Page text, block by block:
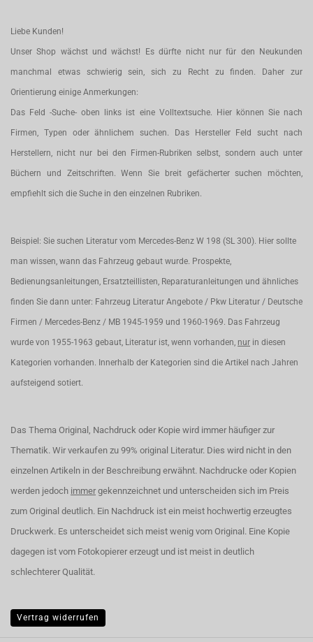
Liebe Kunden!
Unser Shop wächst und wächst! Es dürfte nicht nur für den Neukunden
manchmal etwas schwierig sein, sich zu Recht zu finden. Daher zur
Orientierung einige Anmerkungen:
Das Feld -Suche- oben links ist eine Volltextsuche. Hier können Sie nach
Firmen, Typen oder ähnlichem suchen. Das Hersteller Feld sucht nach
Herstellern, nicht nur bei den Firmen-Rubriken selbst, sondern auch unter
Büchern und Zeitschriften. Wenn Sie breit gefächerter suchen möchten,
empfiehlt sich die Suche in den einzelnen Rubriken.
Beispiel: Sie suchen Literatur vom Mercedes-Benz W 198 (SL 300). Hier sollte
man wissen, wann das Fahrzeug gebaut wurde. Prospekte,
Bedienungsanleitungen, Ersatzteillisten, Reparaturanleitungen und ähnliches
finden Sie dann unter: Fahrzeug Literatur Angebote / Pkw Literatur / Deutsche
Firmen / Mercedes-Benz / MB 1945-1959 und 1960-1969. Das Fahrzeug
wurde von 1955-1963 gebaut, Literatur ist, wenn vorhanden, nur in diesen
Kategorien vorhanden. Innerhalb der Kategorien sind die Artikel nach Jahren
aufsteigend sotiert.
Das Thema Original, Nachdruck oder Kopie wird immer häufiger zur
Thematik. Wir verkaufen zu 99% original Literatur. Dies wird nicht in den
einzelnen Artikeln in der Beschreibung erwähnt. Nachdrucke oder Kopien
werden jedoch immer gekennzeichnet und unterscheiden sich im Preis
zum Original deutlich. Ein Nachdruck ist ein meist hochwertig erzeugtes
Druckwerk. Es unterscheidet sich meist wenig vom Original. Eine Kopie
dagegen ist vom Fotokopierer erzeugt und ist meist in deutlich
schlechterer Qualität.
Vertrag widerrufen